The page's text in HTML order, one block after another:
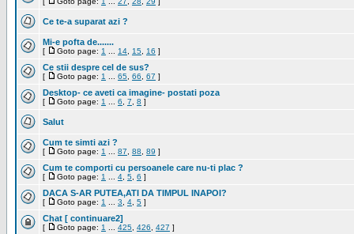
Ce te-a suparat azi ?
Mi-e pofta de.......
[ Goto page: 1 14 15 16 ]
Ce stii despre cel de sus?
[ Goto page: 1 65 66 67 ]
Desktop- ce aveti ca imagine- postati poza
[ Goto page: 1 6 7 8 ]
Salut
Cum te simti azi ?
[ Goto page: 1 87 88 89 ]
Cum te comporti cu persoanele care nu-ti plac ?
[ Goto page: 1 4 5 6 ]
DACA S-AR PUTEA,ATI DA TIMPUL INAPOI?
[ Goto page: 1 3 4 5 ]
Chat [ continuare2]
[ Goto page: 1 425 426 427 ]